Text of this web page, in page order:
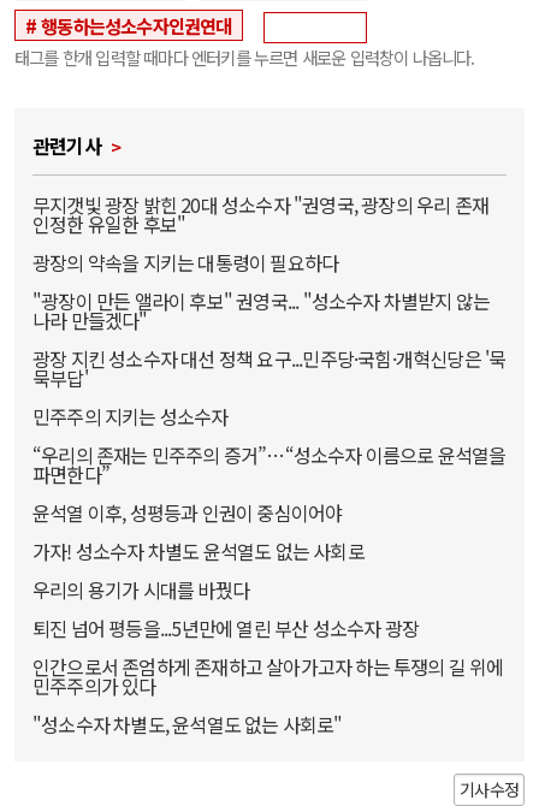
행동하는성소수자인권연대
태그를 한개 입력할 때마다 엔터키를 누르면 새로운 입력창이 나옵니다.
관련기사
무지갯빛 광장 밝힌 20대 성소수자 "권영국, 광장의 우리 존재
인정한 유일한 후보"
광장의 약속을 지키는 대통령이 필요하다
"광장이 만든 앨라이 후보" 권영국... "성소수자 차별받지 않는
나라 만들겠다"
광장 지킨 성소수자 대선 정책 요구...민주당·국힘·개혁신당은 '묵
묵부답'
민주주의 지키는 성소수자
“우리의 존재는 민주주의 증거”…“성소수자 이름으로 윤석열을
파면한다”
윤석열 이후, 성평등과 인권이 중심이어야
가자! 성소수자 차별도 윤석열도 없는 사회로
우리의 용기가 시대를 바꿨다
퇴진 넘어 평등을...5년만에 열린 부산 성소수자 광장
인간으로서 존엄하게 존재하고 살아가고자 하는 투쟁의 길 위에
민주주의가 있다
"성소수자 차별도, 윤석열도 없는 사회로"
기사수정